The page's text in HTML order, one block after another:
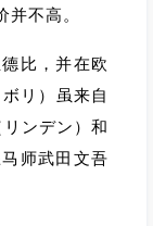
不高。
比，并在欧
リ）虽来自
ンデン）和
师武田文吾